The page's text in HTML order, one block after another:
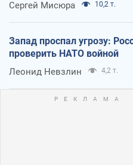
Сергей Мисюра 10,2 т.
Запад проспал угрозу:
проверить НАТО войной
Леонид Невзлин 4,2 т.